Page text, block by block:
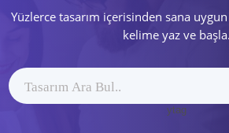
Yüzlerce tasarım içerisinden sana
kelime yaz ve başla.
ytag